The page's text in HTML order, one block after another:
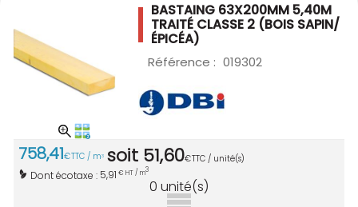
BASTAING 63X200MM 5,40M
TRAITÉ CLASSE 2 (BOIS SAPIN/
ÉPICÉA)
Référence : 019302
758,41€TTC / m3 soit 51,60€TTC / unité(s)
Dont écotaxe : 5,91 € HT / m3
0 unité(s)